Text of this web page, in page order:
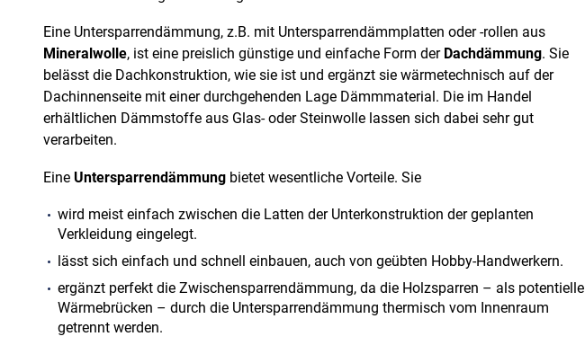
Eine Untersparrendämmung, z.B. mit Untersparrendämmplatten oder -rollen aus
Mineralwolle, ist eine preislich günstige und einfache Form der Dachdämmung. Sie
belässt die Dachkonstruktion, wie sie ist und ergänzt sie wärmetechnisch auf der
Dachinnenseite mit einer durchgehenden Lage Dämmmaterial. Die im Handel
erhältlichen Dämmstoffe aus Glas- oder Steinwolle lassen sich dabei sehr gut
verarbeiten.
Eine Untersparrendämmung bietet wesentliche Vorteile. Sie
wird meist einfach zwischen die Latten der Unterkonstruktion der geplanten
Verkleidung eingelegt.
lässt sich einfach und schnell einbauen, auch von geübten Hobby-Handwerkern.
ergänzt perfekt die Zwischensparrendämmung, da die Holzsparren – als potentielle
Wärmebrücken – durch die Untersparrendämmung thermisch vom Innenraum
getrennt werden.